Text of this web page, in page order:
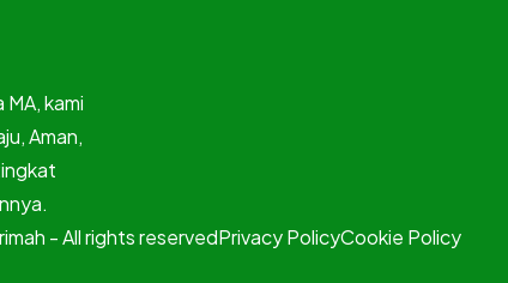
kami
Aman,
- All rights reservedPrivacy PolicyCookie Policy